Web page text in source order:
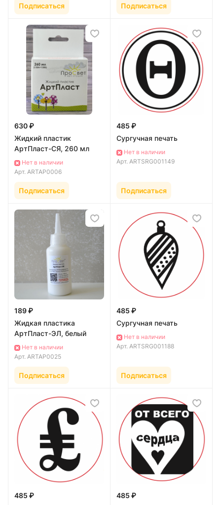
Подписаться Подписаться
630 ₽
Жидкий пластик
АртПласт-СЯ, 260 мл
Нет в наличии
Арт. ARTAP0006
Подписаться
485 ₽
Сургучная печать
Нет в наличии
Арт. ARTSRG001149
Подписаться
189 ₽
Жидкая пластика
АртПласт-ЭЛ, белый
Нет в наличии
Арт. ARTAP0025
Подписаться
485 ₽
Сургучная печать
Нет в наличии
Арт. ARTSRG001188
Подписаться
485 ₽
485 ₽